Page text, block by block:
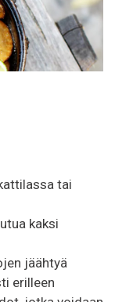
tai
kaksi
jäähtyä
erilleen